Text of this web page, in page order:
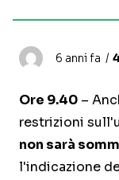
6 anni fa
Ore 9.40 –
restrizioni
non sarà
l'indicazione